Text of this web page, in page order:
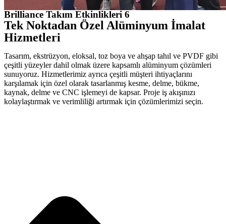
Brilliance Takım Etkinlikleri 6
Tek Noktadan Özel Alüminyum İmalat
Hizmetleri
Tasarım, ekstrüzyon, eloksal, toz boya ve ahşap tahıl ve PVDF gibi
çeşitli yüzeyler dahil olmak üzere kapsamlı alüminyum çözümleri
sunuyoruz. Hizmetlerimiz ayrıca çeşitli müşteri ihtiyaçlarını
karşılamak için özel olarak tasarlanmış kesme, delme, bükme,
kaynak, delme ve CNC işlemeyi de kapsar. Proje iş akışınızı
kolaylaştırmak ve verimliliği artırmak için çözümlerimizi seçin.